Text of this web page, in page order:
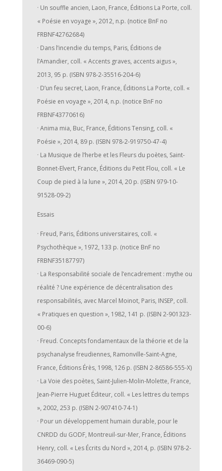
· Un souffle ancien, Laon, France, Éditions La Porte, coll.
« Poésie en voyage », 2012, n.p. (notice BnF no
FRBNF42762684)
· Dans l’incendie du temps, Paris, Éditions de
l’Amandier, coll. « Accents graves, accents aigus »,
2013, 95 p. (ISBN 978-2-35516-204-6)
· D’un feu secret, Laon, France, Éditions La Porte, coll. «
Poésie en voyage », 2014, n.p. (notice BnF no
FRBNF43770616)
· Anima mia, Buc, France, Éditions Tensing, coll. «
Poésie », 2014, 89 p. (ISBN 978-2-919750-47-4)
· La Musique de l’herbe et les Fleurs du poètes, Saint-
Bonnet-Elvert, France, Éditions du Petit Flou, coll. « Le
Coup de pied à la lune », 2014, 20 p. (ISBN 979-10-
91528-09-2)
Essais
· Freud, Paris, Éditions universitaires, coll. «
Psychothèque », 1972, 133 p. (notice BnF no
FRBNF35187797)
· La Responsabilité sociale de l’encadrement : mythe ou
réalité ? Une expérience de décentralisation des
responsabilités, avec Marcel Moinot, Paris, INSEP, coll.
« Pratiques en question », 1982, 141 p. (ISBN 2-901323-
00-6)
· Freud. Concepts fondamentaux de la théorie et de la
psychanalyse freudiennes, Ramonville-Saint-Agne,
France, Éditions Érès, 1998, 126 p. (ISBN 2-86586-555-X)
· La Voie des poètes, Saint-Julien-Molin-Molette, France,
Jean-Pierre Huguet Éditeur, coll. « Les lettres du temps
», 2002, 253 p. (ISBN 2-907410-74-1)
· Pour un développement humain durable, pour le
CNRDD du GODF, Montreuil-sur-Mer, France, Éditions
Henry, coll. « Les Écrits du Nord », 2014, p. (ISBN 978-2-
36469-090-5)